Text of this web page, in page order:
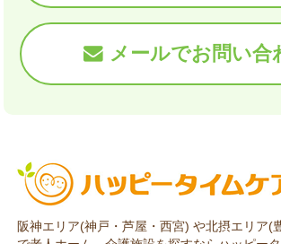
メールでお問い合
阪神エリア(神戸・芦屋・西宮) や北摂エリア(